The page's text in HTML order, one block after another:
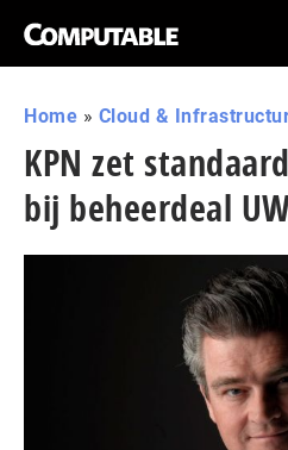
Home » Cloud &
KPN zet
bij beheerdeal